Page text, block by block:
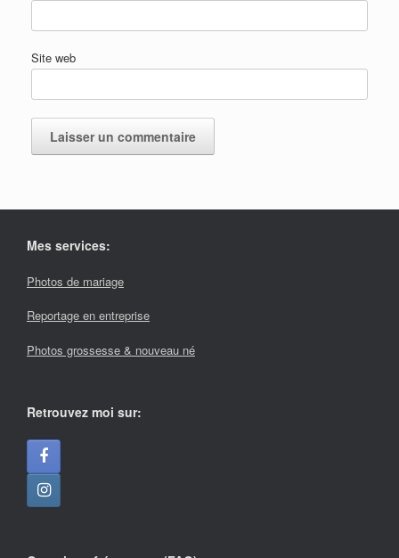
Site web
Mes services:
Photos de mariage
Reportage en entreprise
Photos grossesse & nouveau né
Retrouvez moi sur: